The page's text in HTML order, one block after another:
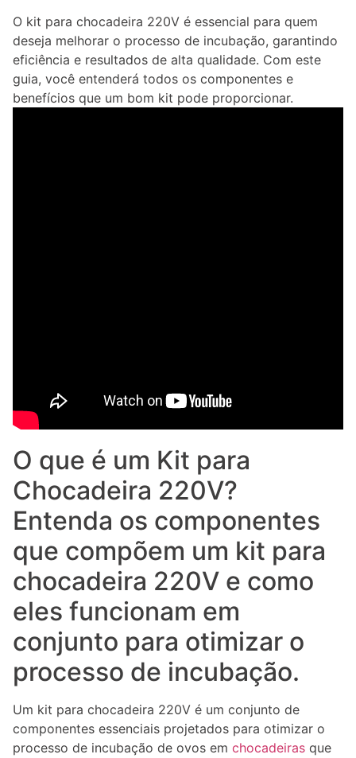
O kit para chocadeira 220V é essencial para quem
deseja melhorar o processo de incubação, garantindo
eficiência e resultados de alta qualidade. Com este
guia, você entenderá todos os componentes e
benefícios que um bom kit pode proporcionar.
O que é um Kit para
Chocadeira 220V?
Entenda os componentes
que compõem um kit para
chocadeira 220V e como
eles funcionam em
conjunto para otimizar o
processo de incubação.
Um kit para chocadeira 220V é um conjunto de
componentes essenciais projetados para otimizar o
processo de incubação de ovos em chocadeiras que